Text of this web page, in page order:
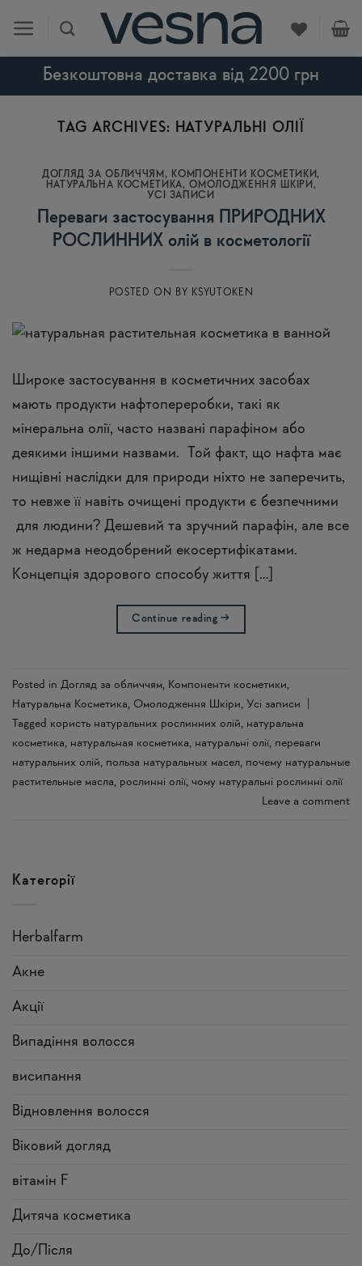
content
Безкоштовна доставка від 2200 грн
TAG ARCHIVES: НАТУРАЛЬНІ ОЛІЇ
ДОГЛЯД ЗА ОБЛИЧЧЯМ , КОМПОНЕНТИ КОСМЕТИКИ,
НАТУРАЛЬНА КОСМЕТИКА,ОМОЛОДЖЕННЯ ШКІРИ ,
УСI ЗАПИСИ
Переваги застосування ПРИРОДНИХ
РОСЛИННИХ олій в косметології
POSTED ON BY KSYUTOKEN
Широке застосування в косметичних засобах
мають продукти нафтопереробки, такі як
мінеральна олії, часто названі парафіном або
деякими іншими назвами. Той факт, що нафта має
нищівні наслідки для природи ніхто не заперечить,
то невже її навіть очищені продукти є безпечними
для людини? Дешевий та зручний парафін, але все
ж недарма неодобрений екосертифікатами.
Концепція здорового способу життя […]
Continue reading→
Posted in Догляд за обличчям, Компоненти косметики,
Натуральна Косметика, Омолодження Шкіри, Усi записи
Tagged користь натуральних рослинних олій, натуральна
косметика, натуральная косметика, натуральні олії, переваги
натуральних олій, польза натуральных масел, почему натуральные
растительные масла, рослинні олії, чому натуральні рослинні олії
Leave a comment
Категорії
Herbalfarm
Акне
Акції
Випадіння волосся
висипання
Відновлення волосся
Віковий догляд
вітамін F
Дитяча косметика
До/Після